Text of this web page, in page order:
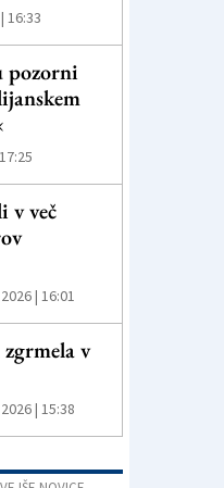
16:33
pozorni
v več
| 16:01
v
| 15:38